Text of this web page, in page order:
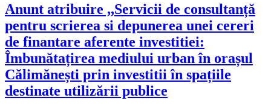
Anunt atribuire ,,Servicii de consultanță
pentru scrierea si depunerea unei cereri
de finantare aferente investitiei:
Îmbunătațirea mediului urban în orașul
Călimănești prin investitii în spațiile
destinate utilizării publice